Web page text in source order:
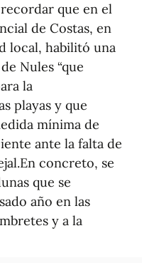
que en el
de Costas, en
local, habilitó una
Nules “que
la
playas y que
mínima de
ante la falta de
concreto, se
que se
año en las
y a la